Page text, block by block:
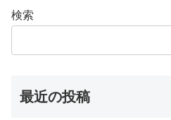
検索
最近の投稿